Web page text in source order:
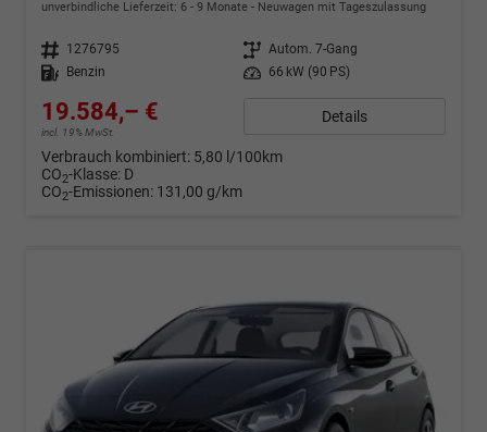
unverbindliche Lieferzeit: 6 - 9 Monate Neuwagen mit Tageszulassung
Fahrzeugnr. 1276795 Getriebe Autom. 7-Gang
Kraftstoff
Benzin Leistung 66 kW (90 PS)
19.584,– €
incl. 19% MwSt.
Details
Verbrauch kombiniert: 5,80 l/100km
CO2-Klasse: D
CO2-Emissionen: 131,00 g/km